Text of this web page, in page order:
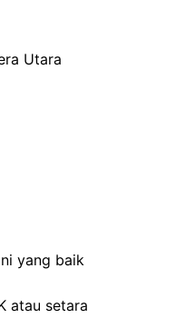
Utara
yang baik
atau setara